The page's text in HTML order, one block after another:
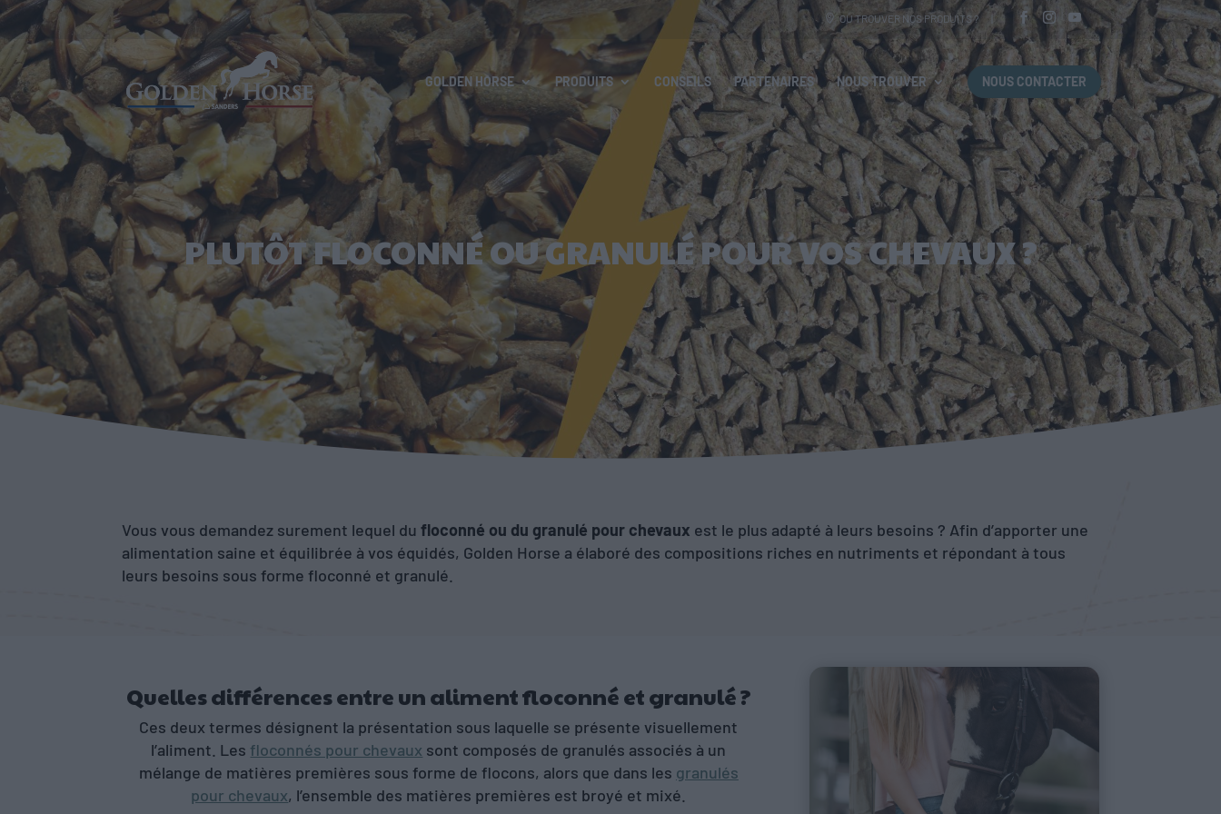
OÙ TROUVER NOS PRODUITS ?
GOLDEN HORSE PRODUITS CONSEILS PARTENAIRES NOUS TROUVER NOUS CONTACTER
PLUTÔT FLOCONNÉ OU GRANULÉ POUR VOS CHEVAUX ?
Vous vous demandez surement lequel dufloconné ou du granulé pour chevaux est le plus adapté à leurs besoins ? Afin d’apporter une
alimentation saine et équilibrée à vos équidés, Golden Horse a élaboré des compositions riches en nutriments et répondant à tous
leurs besoins sous forme floconné et granulé.
Quelles différences entre un aliment floconné et granulé ?
Ces deux termes désignent la présentation sous laquelle se présente visuellement
l’aliment. Les floconnés pour chevaux sont composés de granulés associés à un
mélange de matières premières sous forme de flocons, alors que dans les granulés
pour chevaux, l’ensemble des matières premières est broyé et mixé.